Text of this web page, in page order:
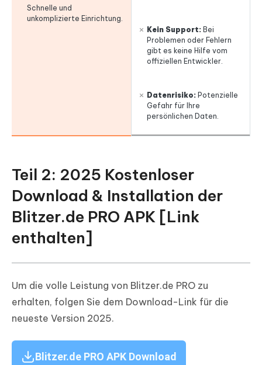
Schnelle und
unkomplizierte Einrichtung.
Kein Support: Bei
Problemen oder Fehlern
gibt es keine Hilfe vom
offiziellen Entwickler.
Datenrisiko: Potenzielle
Gefahr für Ihre
persönlichen Daten.
Teil 2: 2025 Kostenloser
Download & Installation der
Blitzer.de PRO APK [Link
enthalten]
Um die volle Leistung von Blitzer.de PRO zu
erhalten, folgen Sie dem Download-Link für die
neueste Version 2025.
Blitzer.de PRO APK Download